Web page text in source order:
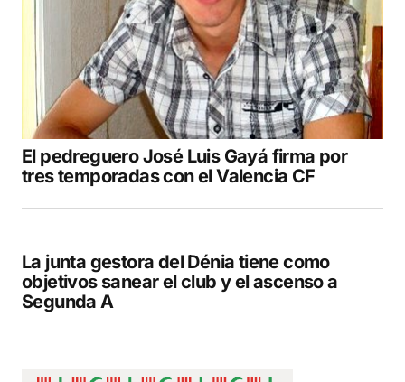
El pedreguero José Luis Gayá firma por
tres temporadas con el Valencia CF
La junta gestora del Dénia tiene como
objetivos sanear el club y el ascenso a
Segunda A